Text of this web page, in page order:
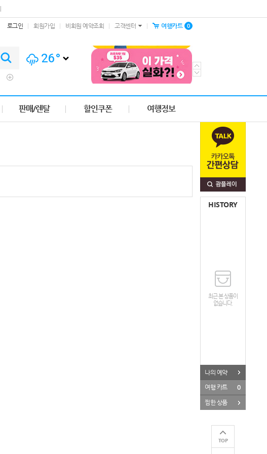
로그인 회원가입 비회원 예약조회 고객센터 여행카트 0
26°
판매/렌탈 할인쿠폰 여행정보
HISTORY
최근 본 상품이
없습니다.
나의 예약
여행 카트 0
찜한 상품
TOP